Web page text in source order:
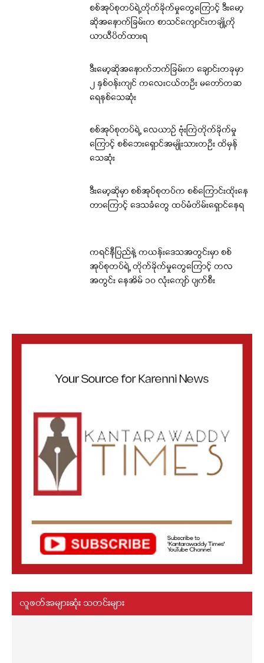
စစ်အုပ်စုတပ်ရဲ့တိုက်ခိုက်မှုတွေကြောင့် ဒီးမော့
ဆိုအနောက်ခြမ်းက စာသင်ကျောင်းတချို့ကို
ယာယီပိတ်ထားရ
ဒီးမော့ဆိုအနောက်ဘက်ခြမ်းက ချောင်းတခုမှာ
၂ နှစ်ဝန်းကျင် ကလေးငယ်တဦး မတော်တဆ
ရေနစ်သေဆုံး
စစ်အုပ်စုတပ်ရဲ့ လေယာဉ် ဗုံးကြဲတိုက်ခိုက်မှု
ကြောင့် စစ်ဘေးရှောင်အမျိုးသားတဦး ထိမှန်
သေဆုံး
ဒီးမော့ဆိုမှာ စစ်အုပ်စုတပ်က စစ်ကြောင်းထိုးနေ
တာကြောင့် ဒေသခံတွေ ထပ်မံတိမ်းရှောင်နေရ
ကရင်နီပြည်နဲ့ ကယန်းဒေသအတွင်းမှာ စစ်
အုပ်စုတပ်ရဲ့ တိုက်ခိုက်မှုတွေကြောင့် တလ
အတွင်း နေအိမ် ၁၀ လုံးကျော် ပျက်စီး
လူဖတ်အများဆုံး သတင်းများ